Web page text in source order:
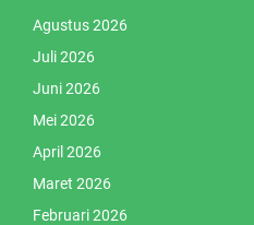
Agustus 2026
Juli 2026
Juni 2026
Mei 2026
April 2026
Maret 2026
Februari 2026